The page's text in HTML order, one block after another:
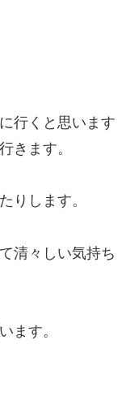
行くと思います
きます。
りします。
清々しい気持ち
ます。